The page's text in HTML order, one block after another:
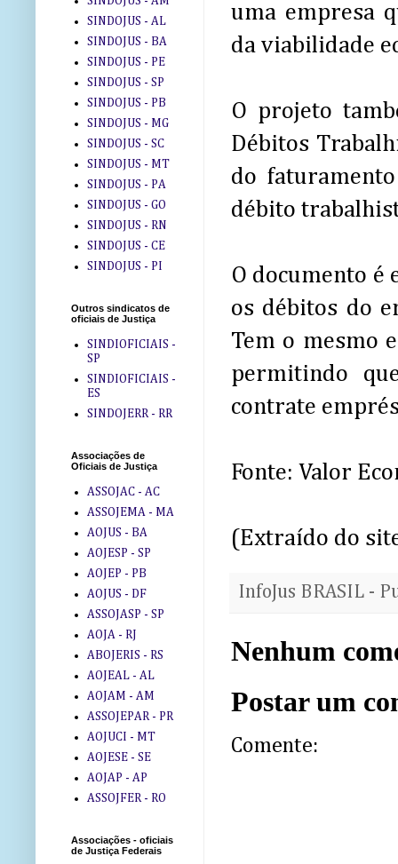
uma empresa
da viabilidade
O projeto
Débitos
do
débito
O documento é
os débitos do
Tem o mesmo
permitindo
contrate
Fonte: Valor
(Extraído do
InfoJus BRASIL -
Nenhum
Postar um
Comente:
SINDOJUS - AL
SINDOJUS - BA
SINDOJUS - PE
SINDOJUS - SP
SINDOJUS - PB
SINDOJUS - MG
SINDOJUS - SC
SINDOJUS - MT
SINDOJUS - PA
SINDOJUS - GO
SINDOJUS - RN
SINDOJUS - CE
SINDOJUS - PI
Outros sindicatos de
oficiais de Justiça
SINDIOFICIAIS -
SP
SINDIOFICIAIS -
ES
SINDOJERR - RR
Associações de
Oficiais de Justiça
ASSOJAC - AC
ASSOJEMA - MA
AOJUS - BA
AOJESP - SP
AOJEP - PB
AOJUS - DF
ASSOJASP - SP
AOJA - RJ
ABOJERIS - RS
AOJEAL - AL
AOJAM - AM
ASSOJEPAR - PR
AOJUCI - MT
AOJESE - SE
AOJAP - AP
ASSOJFER - RO
Associações - oficiais
de Justiça Federais